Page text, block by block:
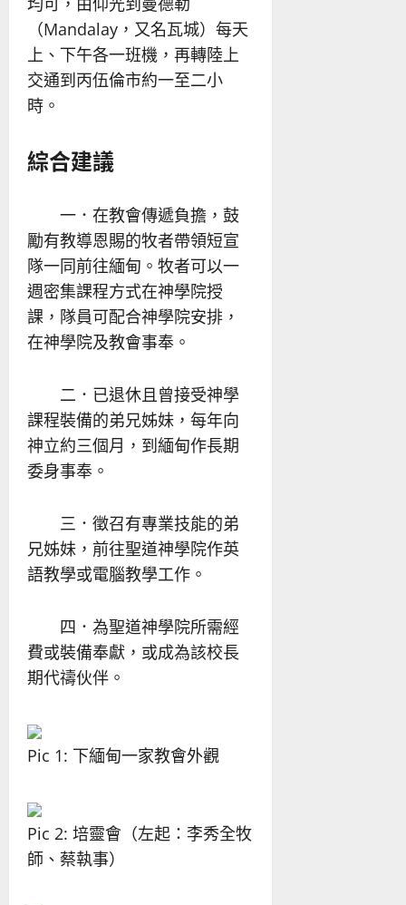
（Mandalay，又名瓦城）每天
上、下午各一班機，再轉陸上
交通到丙伍倫市約一至二小
時。
綜合建議
一．在教會傳遞負擔，鼓
勵有教導恩賜的牧者帶領短宣
隊一同前往緬甸。牧者可以一
週密集課程方式在神學院授
課，隊員可配合神學院安排，
在神學院及教會事奉。
二．已退休且曾接受神學
課程裝備的弟兄姊妹，每年向
神立約三個月，到緬甸作長期
委身事奉。
三．徵召有專業技能的弟
兄姊妹，前往聖道神學院作英
語教學或電腦教學工作。
四．為聖道神學院所需經
費或裝備奉獻，或成為該校長
期代禱伙伴。
Pic 1: 下緬甸一家教會外觀
Pic 2: 培靈會（左起：李秀全牧
師、蔡執事）